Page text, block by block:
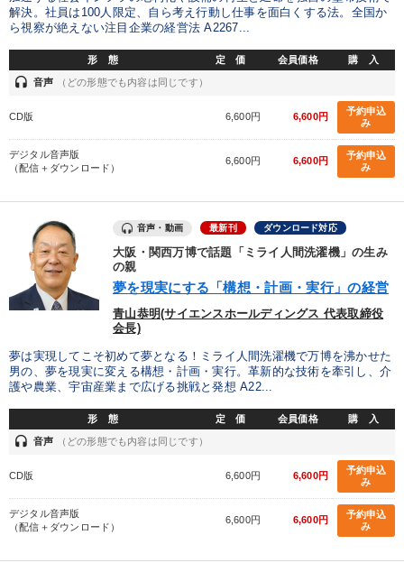
金融
※「更新」を押すと「カテゴリー」「目的別」「キーワード」を更新いただけます。
local_offer タグから探す refresh 更新する
すべての音声・動画（全2076タイトル）からお探しいただけます
話し方 インフレ対策・値上げ 一倉定
感動講話 思考法
デザイン 労務問題・リスク対策
対談・座談会 AI モノづくり リーダーシップ
インバウンド 投資 交渉 通販
マネジメント リベラルアーツ 後継者 老舗企業
※「更新」を押すと「タグ・キーワード」を更新いただけます。
解決。社員は100人限定、自ら考え行動し仕事を面白くする法。全国か
ら視察が絶えない注目企業の経営法 A2267...
形 態 定 価 会員価格 購 入
headset 音声 （どの形態でも内容は同じです）
CD版 6,600円 6,600円
予約申込
み
デジタル音声版
（配信＋ダウンロード）
6,600円 6,600円
予約申込
み
音声・動画 最新刊 ダウンロード対応
大阪・関西万博で話題「ミライ人間洗濯機」の生み
の親
夢を現実にする「構想・計画・実行」の経営
青山恭明(サイエンスホールディングス 代表取締役
会長)
夢は実現してこそ初めて夢となる！ミライ人間洗濯機で万博を沸かせた
男の、夢を現実に変える構想・計画・実行。革新的な技術を牽引し、介
護や農業、宇宙産業まで広げる挑戦と発想 A22...
形 態 定 価 会員価格 購 入
headset 音声 （どの形態でも内容は同じです）
CD版 6,600円 6,600円
予約申込
み
デジタル音声版
（配信＋ダウンロード）
6,600円 6,600円
予約申込
み